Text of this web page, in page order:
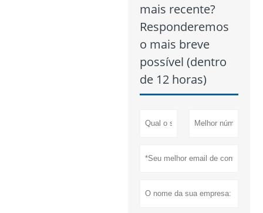
mais recente?
Responderemos
o mais breve
possível (dentro
de 12 horas)